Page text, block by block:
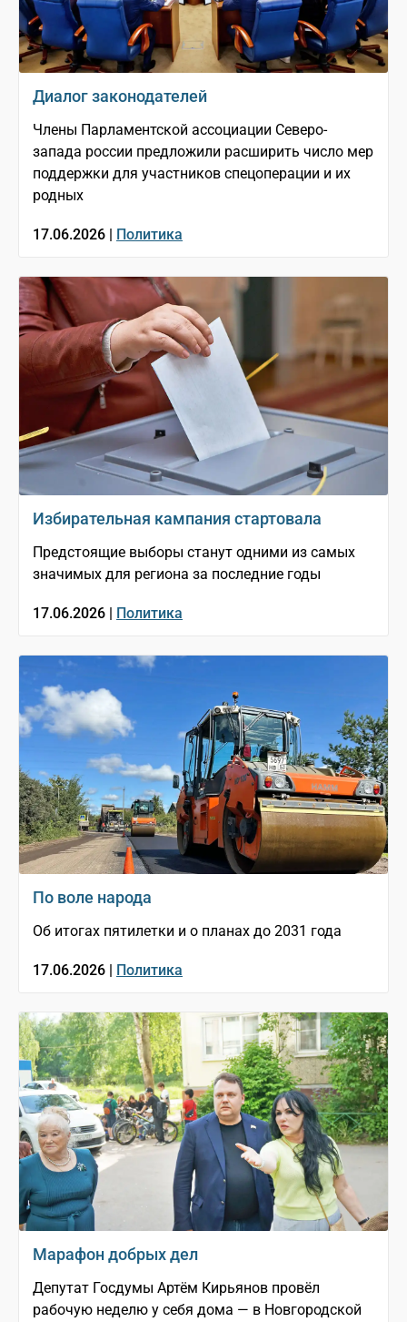
Диалог законодателей
Члены Парламентской ассоциации Северо-
запада россии предложили расширить число мер
поддержки для участников спецоперации и их
родных
17.06.2026 | Политика
Избирательная кампания стартовала
Предстоящие выборы станут одними из самых
значимых для региона за последние годы
17.06.2026 | Политика
По воле народа
Об итогах пятилетки и о планах до 2031 года
17.06.2026 | Политика
Марафон добрых дел
Депутат Госдумы Артём Кирьянов провёл
рабочую неделю у себя дома — в Новгородской